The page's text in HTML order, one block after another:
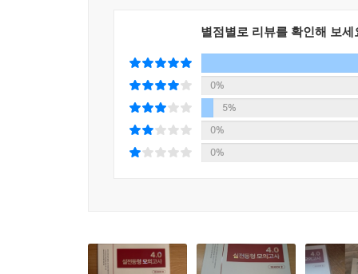
별점별로 리뷰를 확인해 보세
0%
5%
0%
0%